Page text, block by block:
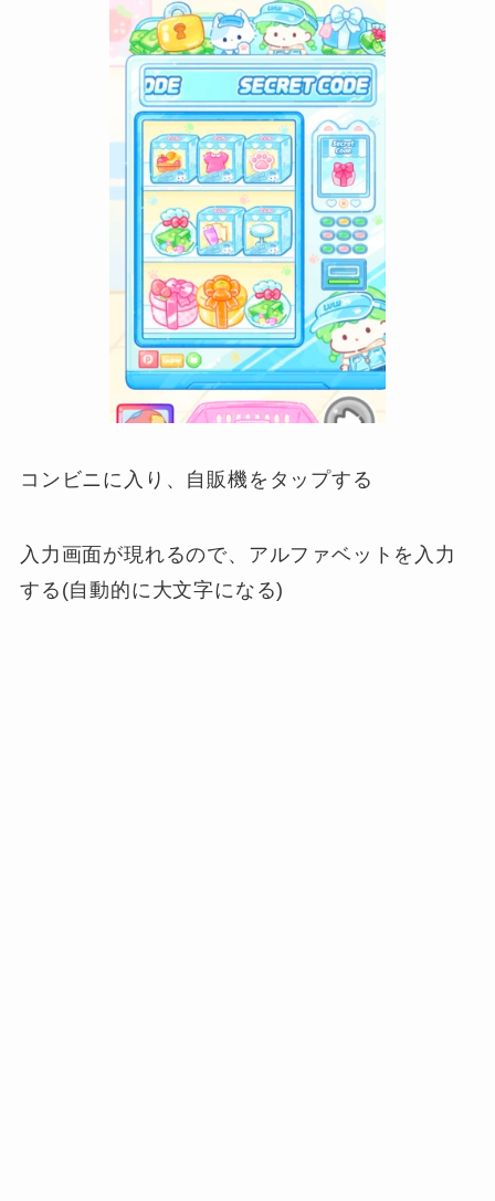
コンビニに入り、自販機をタップする
入力画面が現れるので、アルファベットを入力
する(自動的に大文字になる)